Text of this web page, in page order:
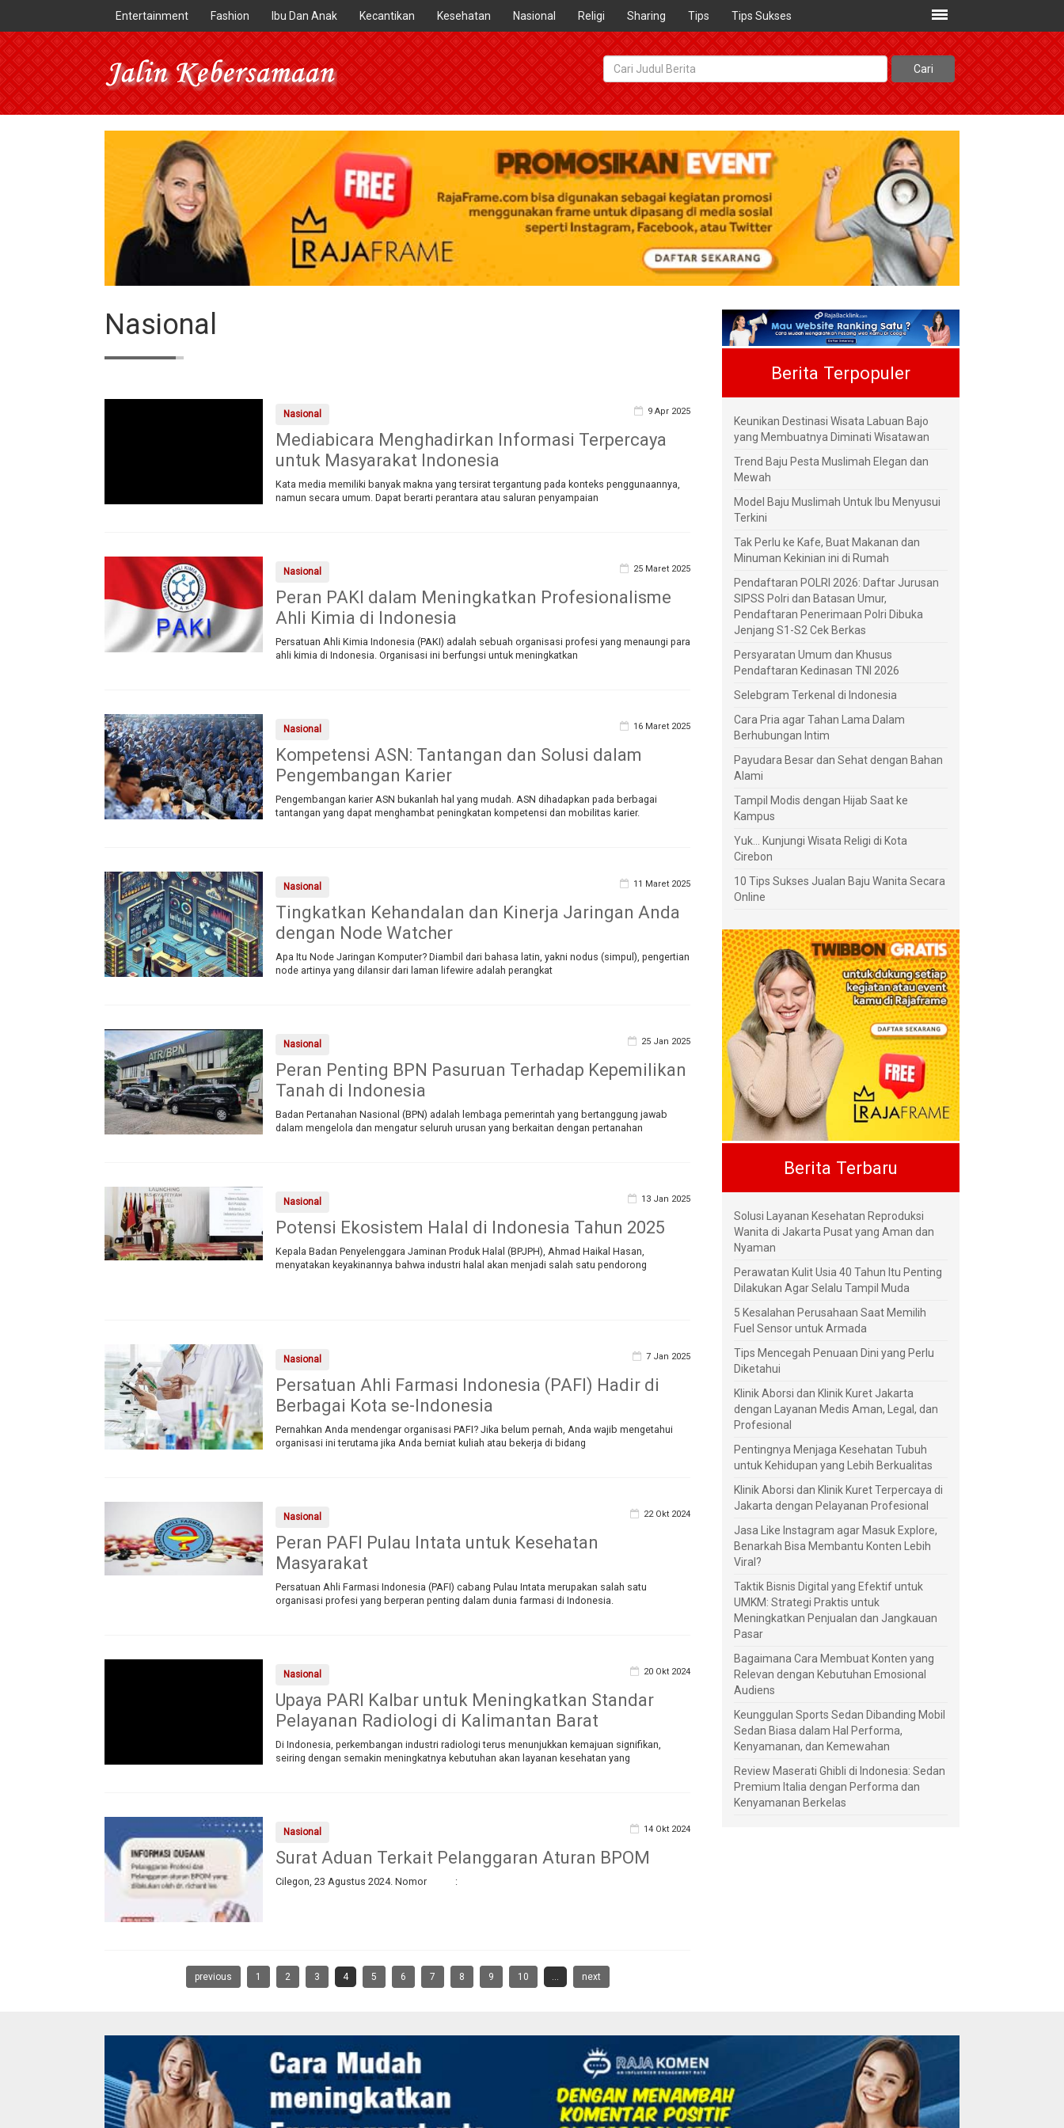
Entertainment Fashion Ibu Dan Anak Kecantikan Kesehatan Nasional Religi Sharing Tips Tips Sukses
Nasional
Nasional 9 Apr 2025
Mediabicara Menghadirkan Informasi Terpercaya
untuk Masyarakat Indonesia
Kata media memiliki banyak makna yang tersirat tergantung pada konteks penggunaannya,
namun secara umum. Dapat berarti perantara atau saluran penyampaian
Nasional 25 Maret 2025
Peran PAKI dalam Meningkatkan Profesionalisme
Ahli Kimia di Indonesia
Persatuan Ahli Kimia Indonesia (PAKI) adalah sebuah organisasi profesi yang menaungi para
ahli kimia di Indonesia. Organisasi ini berfungsi untuk meningkatkan
Nasional 16 Maret 2025
Kompetensi ASN: Tantangan dan Solusi dalam
Pengembangan Karier
Pengembangan karier ASN bukanlah hal yang mudah. ASN dihadapkan pada berbagai
tantangan yang dapat menghambat peningkatan kompetensi dan mobilitas karier.
Nasional 11 Maret 2025
Tingkatkan Kehandalan dan Kinerja Jaringan Anda
dengan Node Watcher
Apa Itu Node Jaringan Komputer? Diambil dari bahasa latin, yakni nodus (simpul), pengertian
node artinya yang dilansir dari laman lifewire adalah perangkat
Nasional 25 Jan 2025
Peran Penting BPN Pasuruan Terhadap Kepemilikan
Tanah di Indonesia
Badan Pertanahan Nasional (BPN) adalah lembaga pemerintah yang bertanggung jawab
dalam mengelola dan mengatur seluruh urusan yang berkaitan dengan pertanahan
Nasional 13 Jan 2025
Potensi Ekosistem Halal di Indonesia Tahun 2025
Kepala Badan Penyelenggara Jaminan Produk Halal (BPJPH), Ahmad Haikal Hasan,
menyatakan keyakinannya bahwa industri halal akan menjadi salah satu pendorong
Nasional 7 Jan 2025
Persatuan Ahli Farmasi Indonesia (PAFI) Hadir di
Berbagai Kota se-Indonesia
Pernahkan Anda mendengar organisasi PAFI? Jika belum pernah, Anda wajib mengetahui
organisasi ini terutama jika Anda berniat kuliah atau bekerja di bidang
Nasional 22 Okt 2024
Peran PAFI Pulau Intata untuk Kesehatan
Masyarakat
Persatuan Ahli Farmasi Indonesia (PAFI) cabang Pulau Intata merupakan salah satu
organisasi profesi yang berperan penting dalam dunia farmasi di Indonesia.
Nasional 20 Okt 2024
Upaya PARI Kalbar untuk Meningkatkan Standar
Pelayanan Radiologi di Kalimantan Barat
Di Indonesia, perkembangan industri radiologi terus menunjukkan kemajuan signifikan,
seiring dengan semakin meningkatnya kebutuhan akan layanan kesehatan yang
Nasional 14 Okt 2024
Surat Aduan Terkait Pelanggaran Aturan BPOM
Cilegon, 23 Agustus 2024. Nomor :
previous 1 2 3 4 5 6 7 8 9 10 ... next
Berita Terpopuler
Keunikan Destinasi Wisata Labuan Bajo
yang Membuatnya Diminati Wisatawan
Trend Baju Pesta Muslimah Elegan dan
Mewah
Model Baju Muslimah Untuk Ibu Menyusui
Terkini
Tak Perlu ke Kafe, Buat Makanan dan
Minuman Kekinian ini di Rumah
Pendaftaran POLRI 2026: Daftar Jurusan
SIPSS Polri dan Batasan Umur,
Pendaftaran Penerimaan Polri Dibuka
Jenjang S1-S2 Cek Berkas
Persyaratan Umum dan Khusus
Pendaftaran Kedinasan TNI 2026
Selebgram Terkenal di Indonesia
Cara Pria agar Tahan Lama Dalam
Berhubungan Intim
Payudara Besar dan Sehat dengan Bahan
Alami
Tampil Modis dengan Hijab Saat ke
Kampus
Yuk... Kunjungi Wisata Religi di Kota
Cirebon
10 Tips Sukses Jualan Baju Wanita Secara
Online
Berita Terbaru
Solusi Layanan Kesehatan Reproduksi
Wanita di Jakarta Pusat yang Aman dan
Nyaman
Perawatan Kulit Usia 40 Tahun Itu Penting
Dilakukan Agar Selalu Tampil Muda
5 Kesalahan Perusahaan Saat Memilih
Fuel Sensor untuk Armada
Tips Mencegah Penuaan Dini yang Perlu
Diketahui
Klinik Aborsi dan Klinik Kuret Jakarta
dengan Layanan Medis Aman, Legal, dan
Profesional
Pentingnya Menjaga Kesehatan Tubuh
untuk Kehidupan yang Lebih Berkualitas
Klinik Aborsi dan Klinik Kuret Terpercaya di
Jakarta dengan Pelayanan Profesional
Jasa Like Instagram agar Masuk Explore,
Benarkah Bisa Membantu Konten Lebih
Viral?
Taktik Bisnis Digital yang Efektif untuk
UMKM: Strategi Praktis untuk
Meningkatkan Penjualan dan Jangkauan
Pasar
Bagaimana Cara Membuat Konten yang
Relevan dengan Kebutuhan Emosional
Audiens
Keunggulan Sports Sedan Dibanding Mobil
Sedan Biasa dalam Hal Performa,
Kenyamanan, dan Kemewahan
Review Maserati Ghibli di Indonesia: Sedan
Premium Italia dengan Performa dan
Kenyamanan Berkelas